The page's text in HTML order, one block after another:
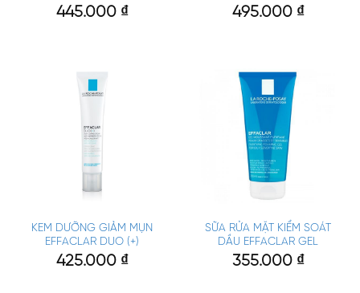
445.000 ₫ 495.000 ₫
KEM DƯỠNG GIẢM MỤN
EFFACLAR DUO (+)
425.000 ₫
SỮA RỬA MẶT KIỂM SOÁT
DẦU EFFACLAR GEL
355.000 ₫